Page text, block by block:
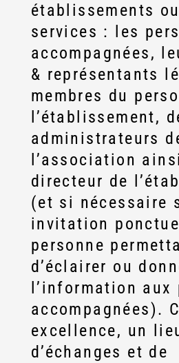
établissements
services : les
accompagnées,
& représentants
membres du
l’établissement,
administrateurs
l’association
directeur de
(et si nécessaire
invitation
personne
d’éclairer ou
l’information aux
accompagnées).
excellence, un
d’échanges et de